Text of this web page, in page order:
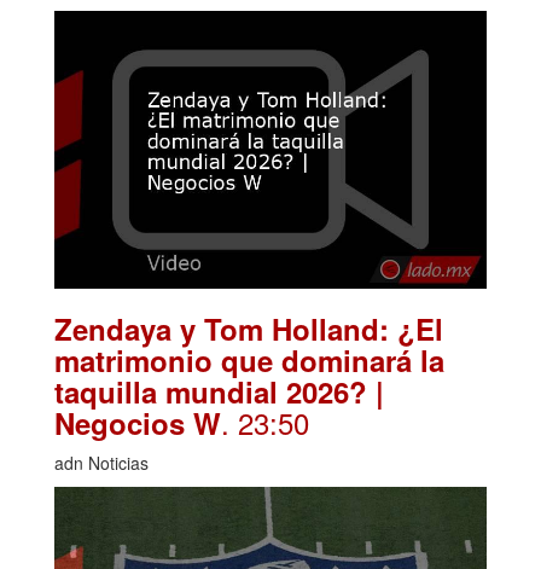
Zendaya y Tom Holland: ¿El
matrimonio que dominará la
taquilla mundial 2026? |
Negocios W. 23:50
adn Noticias